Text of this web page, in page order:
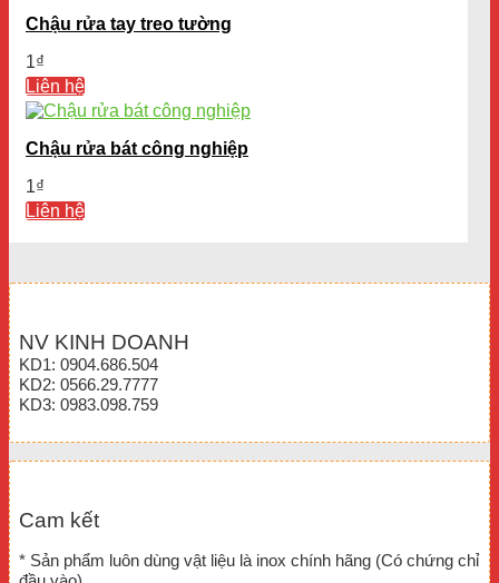
Chậu rửa tay treo tường
1₫
Liên hệ
Chậu rửa bát công nghiệp
1₫
Liên hệ
NV KINH DOANH
KD1: 0904.686.504
KD2: 0566.29.7777
KD3: 0983.098.759
Cam kết
* Sản phẩm luôn dùng vật liệu là inox chính hãng (Có chứng chỉ